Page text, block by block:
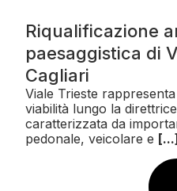
Riqualificazione
paesaggistica di
Cagliari
Viale Trieste
viabilità lungo la
caratterizzata da
pedonale, veicolare e [...]